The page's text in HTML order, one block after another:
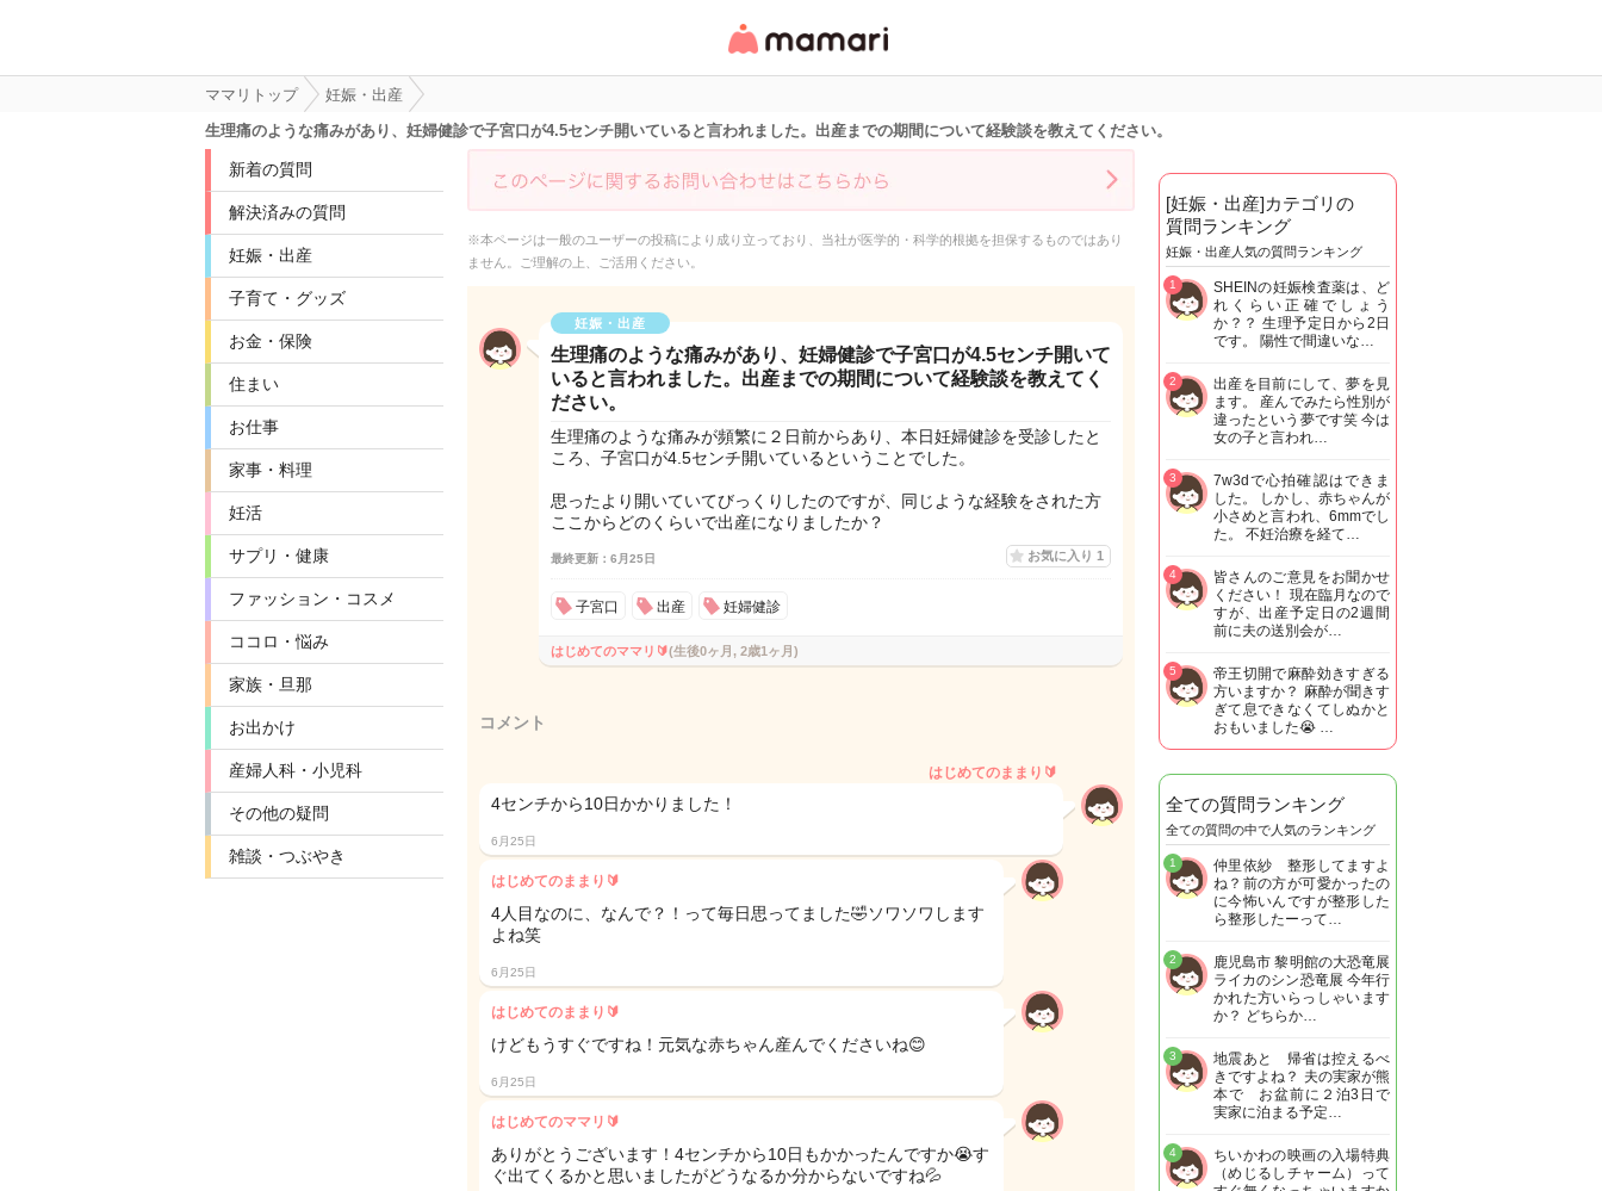
リ・情報サイト
ママリトップ
妊娠・出産
生理痛のような痛みがあり、妊婦健診で子宮口が4.5センチ開いていると言われました。出産までの期間について経験談を教えてください。
新着の質問
解決済みの質問
妊娠・出産
子育て・グッズ
お金・保険
住まい
お仕事
家事・料理
妊活
サプリ・健康
ファッション・コスメ
ココロ・悩み
家族・旦那
お出かけ
産婦人科・小児科
その他の疑問
雑談・つぶやき
※本ページは一般のユーザーの投稿により成り立っており、当社が医学的・科学的根拠を担保するものではあり
ません。ご理解の上、ご活用ください。
妊娠・出産
生理痛のような痛みがあり、妊婦健診で子宮口が4.5センチ開いて
いると言われました。出産までの期間について経験談を教えてく
ださい。
生理痛のような痛みが頻繁に２日前からあり、本日妊婦健診を受診したと
ころ、子宮口が4.5センチ開いているということでした。
思ったより開いていてびっくりしたのですが、同じような経験をされた方
ここからどのくらいで出産になりましたか？
最終更新：6月25日 お気に入り 1
子宮口 出産 妊婦健診
はじめてのママリ🔰(生後0ヶ月, 2歳1ヶ月)
コメント
はじめてのままり🔰
4センチから10日かかりました！
6月25日
はじめてのままり🔰
4人目なのに、なんで？！って毎日思ってました🤣ソワソワします
よね笑
6月25日
はじめてのままり🔰
けどもうすぐですね！元気な赤ちゃん産んでくださいね😊
6月25日
はじめてのママリ🔰
ありがとうございます！4センチから10日もかかったんですか😭す
ぐ出てくるかと思いましたがどうなるか分からないですね💦
[妊娠・出産]カテゴリの
質問ランキング
妊娠・出産人気の質問ランキング
SHEINの妊娠検査薬は、ど
れくらい正確でしょう
か？？ 生理予定日から2日
です。 陽性で間違いな…
1
出産を目前にして、夢を見
ます。 産んでみたら性別が
違ったという夢です笑 今は
女の子と言われ…
2
7w3dで心拍確認はできま
した。 しかし、赤ちゃんが
小さめと言われ、6mmでし
た。 不妊治療を経て…
3
皆さんのご意見をお聞かせ
ください！ 現在臨月なので
すが、出産予定日の2週間
前に夫の送別会が…
4
帝王切開で麻酔効きすぎる
方いますか？ 麻酔が聞きす
ぎて息できなくてしぬかと
おもいました😭 …
5
全ての質問ランキング
全ての質問の中で人気のランキング
仲里依紗 整形してますよ
ね？前の方が可愛かったの
に今怖いんですが整形した
ら整形したーって…
1
鹿児島市 黎明館の大恐竜展
ライカのシン恐竜展 今年行
かれた方いらっしゃいます
か？ どちらか…
2
地震あと 帰省は控えるべ
きですよね？ 夫の実家が熊
本で お盆前に２泊3日で
実家に泊まる予定…
3
ちいかわの映画の入場特典
（めじるしチャーム）って
4